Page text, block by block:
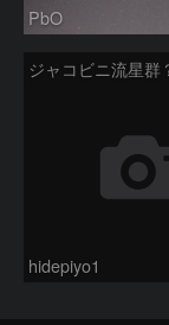
PbO
ジャコビニ流星群
hidepiyo1